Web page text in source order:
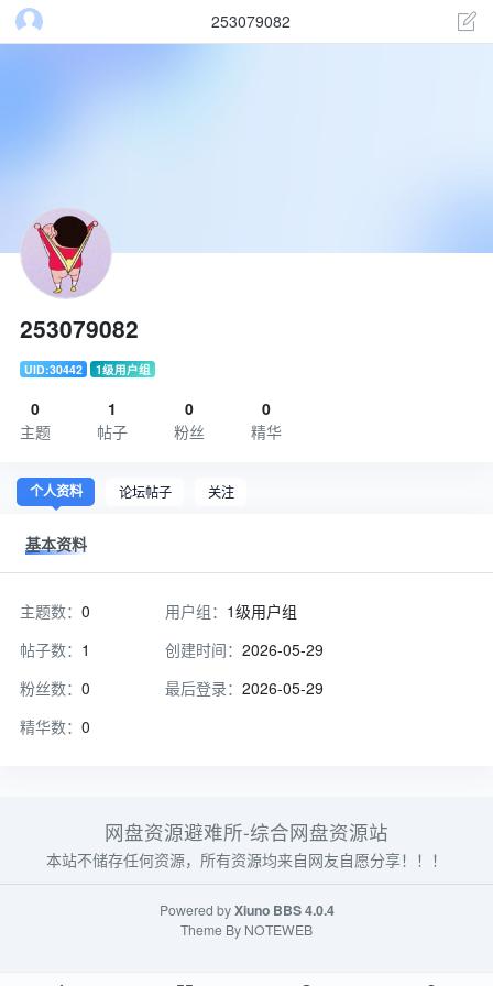
253079082
253079082
UID:30442 1级用户组
0
主题
1
帖子
0
粉丝
0
精华
个人资料 论坛帖子 关注
基本资料
主题数： 0
帖子数： 1
粉丝数： 0
精华数： 0
用户组： 1级用户组
创建时间：2026-05-29
最后登录：2026-05-29
网盘资源避难所-综合网盘资源站
本站不储存任何资源，所有资源均来自网友自愿分享！！！
Powered byXiuno BBS4.0.4
Theme By NOTEWEB